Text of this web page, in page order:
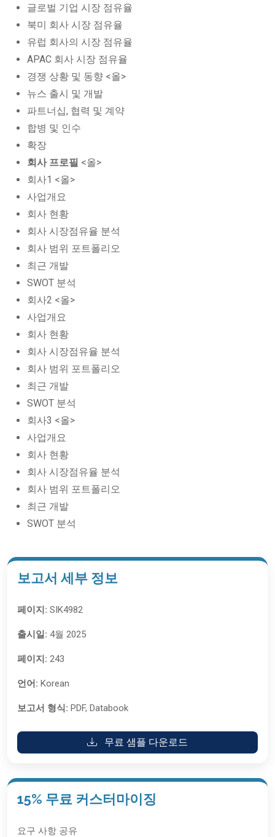
글로벌 기업 시장 점유율
북미 회사 시장 점유율
유럽 회사의 시장 점유율
APAC 회사 시장 점유율
경쟁 상황 및 동향 <올>
뉴스 출시 및 개발
파트너십, 협력 및 계약
합병 및 인수
확장
회사 프로필 <올>
회사1 <올>
사업개요
회사 현황
회사 시장점유율 분석
회사 범위 포트폴리오
최근 개발
SWOT 분석
회사2 <올>
사업개요
회사 현황
회사 시장점유율 분석
회사 범위 포트폴리오
최근 개발
SWOT 분석
회사3 <올>
사업개요
회사 현황
회사 시장점유율 분석
회사 범위 포트폴리오
최근 개발
SWOT 분석
보고서 세부 정보
페이지: SIK4982
출시일: 4월 2025
페이지: 243
언어: Korean
보고서 형식: PDF, Databook
무료 샘플 다운로드
15% 무료 커스터마이징
요구 사항 공유